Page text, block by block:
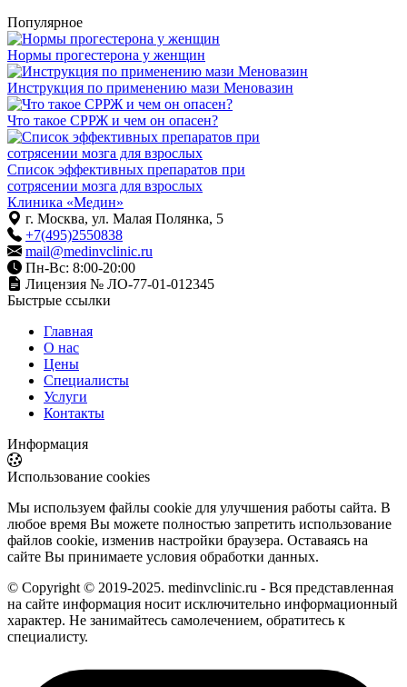
Популярное
Нормы прогестерона у женщин
Инструкция по применению мази Меновазин
Что такое СРРЖ и чем он опасен?
Список эффективных препаратов при
сотрясении мозга для взрослых
Клиника «Медин»
г. Москва, ул. Малая Полянка, 5
+7(495)2550838
mail@medinvclinic.ru
Пн-Вс: 8:00-20:00
Лицензия № ЛО-77-01-012345
Быстрые ссылки
Главная
О нас
Цены
Специалисты
Услуги
Контакты
Информация
Использование cookies
Мы используем файлы cookie для улучшения работы сайта. В
любое время Вы можете полностью запретить использование
файлов cookie, изменив настройки браузера. Оставаясь на
сайте Вы принимаете условия обработки данных.
© Copyright © 2019-2025. medinvclinic.ru - Вся представленная
на сайте информация носит исключительно информационный
характер. Не занимайтесь самолечением, обратитесь к
специалисту.